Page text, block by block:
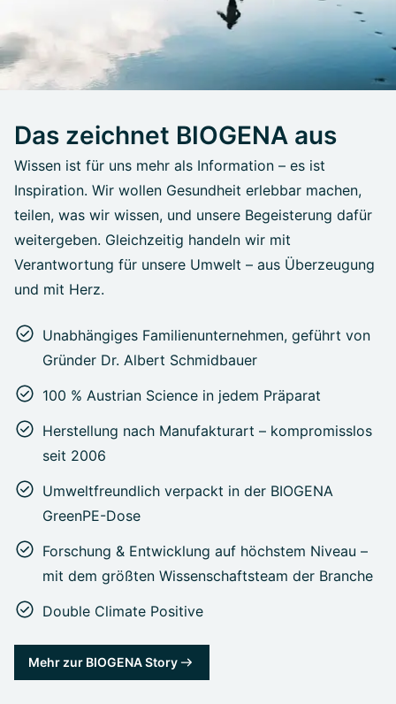
Das zeichnet BIOGENA aus
Wissen ist für uns mehr als Information – es ist
Inspiration. Wir wollen Gesundheit erlebbar machen,
teilen, was wir wissen, und unsere Begeisterung dafür
weitergeben. Gleichzeitig handeln wir mit
Verantwortung für unsere Umwelt – aus Überzeugung
und mit Herz.
Unabhängiges Familienunternehmen, geführt von
Gründer Dr. Albert Schmidbauer
100 % Austrian Science in jedem Präparat
Herstellung nach Manufakturart – kompromisslos
seit 2006
Umweltfreundlich verpackt in der BIOGENA
GreenPE-Dose
Forschung & Entwicklung auf höchstem Niveau –
mit dem größten Wissenschaftsteam der Branche
Double Climate Positive
Mehr zur BIOGENA Story